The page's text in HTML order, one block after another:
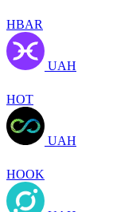
HBAR
UAH
HOT
UAH
HOOK